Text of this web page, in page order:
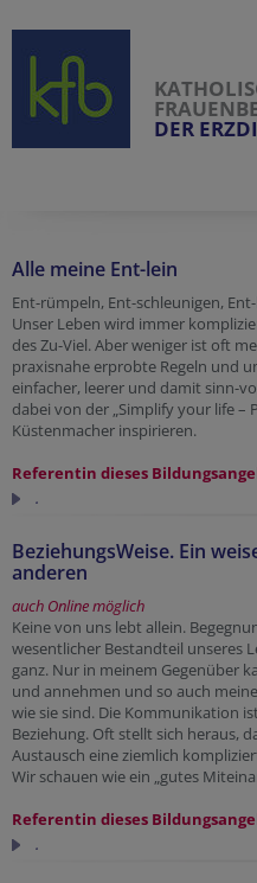
DER
Alle meine Ent-lein
Ent-rümpeln, Ent-schleunigen,
Unser Leben wird immer
des Zu-Viel. Aber weniger ist oft
praxisnahe erprobte Regeln und
einfacher, leerer und damit sinn-
dabei von der „Simplify your life –
Küstenmacher inspirieren.
Referentin dieses
.
BeziehungsWeise. Ein
anderen
auch Online möglich
Keine von uns lebt allein.
wesentlicher Bestandteil unseres
ganz. Nur in meinem Gegenüber
und annehmen und so auch
wie sie sind. Die Kommunikation
Beziehung. Oft stellt sich heraus,
Austausch eine ziemlich
Wir schauen wie ein „gutes
Referentin dieses
.